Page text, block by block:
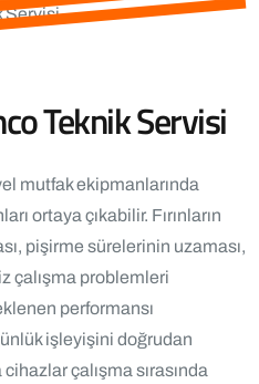
Teknik Servisi
mutfak ekipmanlarında
ortaya çıkabilir. Fırınların
pişirme sürelerinin uzaması,
çalışma problemleri
performansı
işleyişini doğrudan
çalışma sırasında